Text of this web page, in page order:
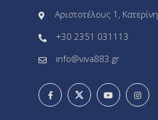
Αριστοτέλους 1, Κατερίνη
+30 2351 031113
info@viva883.gr